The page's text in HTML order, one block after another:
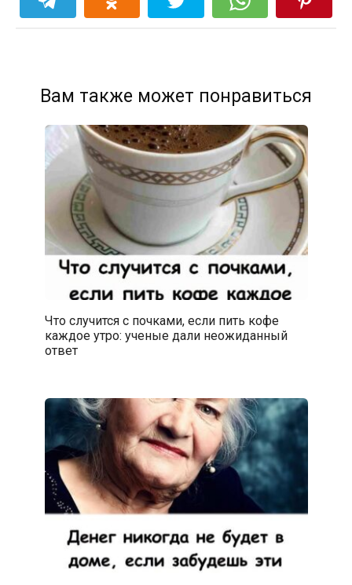
Вам также может понравиться
Что случится с почками, если пить кофе
каждое утро: ученые дали неожиданный
ответ